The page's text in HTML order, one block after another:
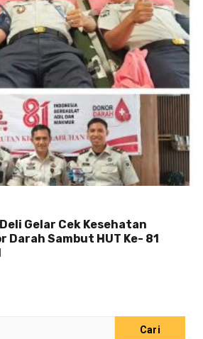
Gelar Cek Kesehatan
Darah Sambut HUT Ke- 81